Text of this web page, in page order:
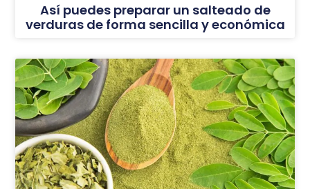
Así puedes preparar un salteado de
verduras de forma sencilla y económica